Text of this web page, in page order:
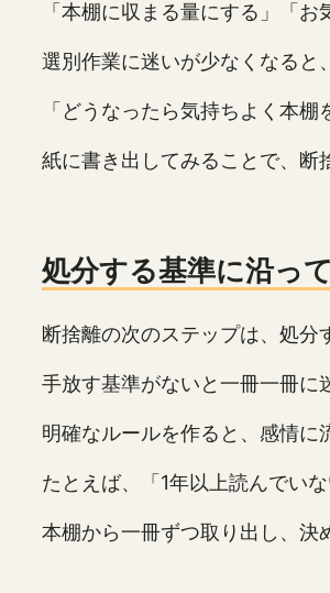
「本棚に収まる量にする」「
選別作業に迷いが少なくなると
「どうなったら気持ちよく本
紙に書き出してみることで、断
処分する基準に沿っ
断捨離の次のステップは、処分
手放す基準がないと一冊一冊に
明確なルールを作ると、感情に
たとえば、「1年以上読んでい
本棚から一冊ずつ取り出し、決